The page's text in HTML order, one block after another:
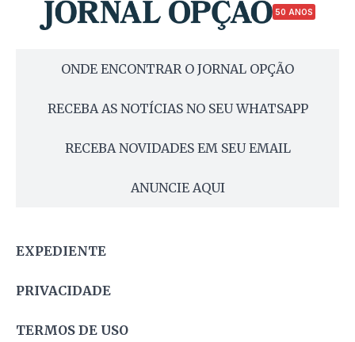
50 ANOS
ONDE ENCONTRAR O JORNAL OPÇÃO
RECEBA AS NOTÍCIAS NO SEU WHATSAPP
RECEBA NOVIDADES EM SEU EMAIL
ANUNCIE AQUI
EXPEDIENTE
PRIVACIDADE
TERMOS DE USO